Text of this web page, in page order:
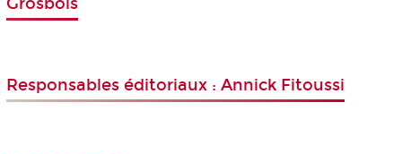
Responsables éditoriaux : Annick Fitoussi